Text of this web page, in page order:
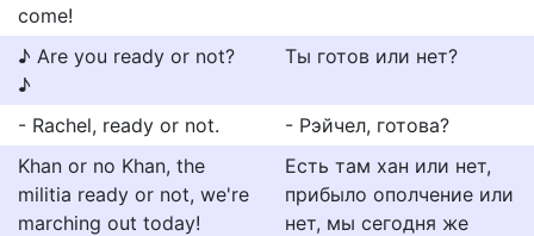
come!
♪ Are you ready or not?
♪
Ты готов или нет?
- Rachel, ready or not.
- Рэйчел, готова?
Khan or no Khan, the
militia ready or not, we're
marching out today!
Есть там хан или нет,
прибыло ополчение или
нет, мы сегодня же